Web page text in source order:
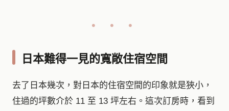
日本難得一見的寬敞住宿空間
去了日本幾次，對日本的住宿空間的印象就是狹小，
住過的坪數介於 11 至 13 坪左右。這次訂房時，看到